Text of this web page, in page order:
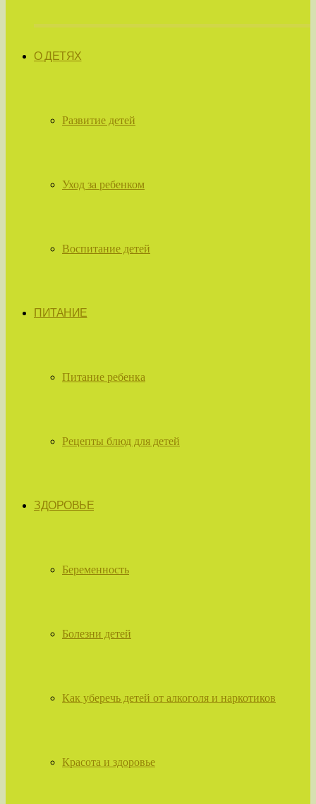
О ДЕТЯХ
Развитие детей
Уход за ребенком
Воспитание детей
ПИТАНИЕ
Питание ребенка
Рецепты блюд для детей
ЗДОРОВЬЕ
Беременность
Болезни детей
Как уберечь детей от алкоголя и наркотиков
Красота и здоровье